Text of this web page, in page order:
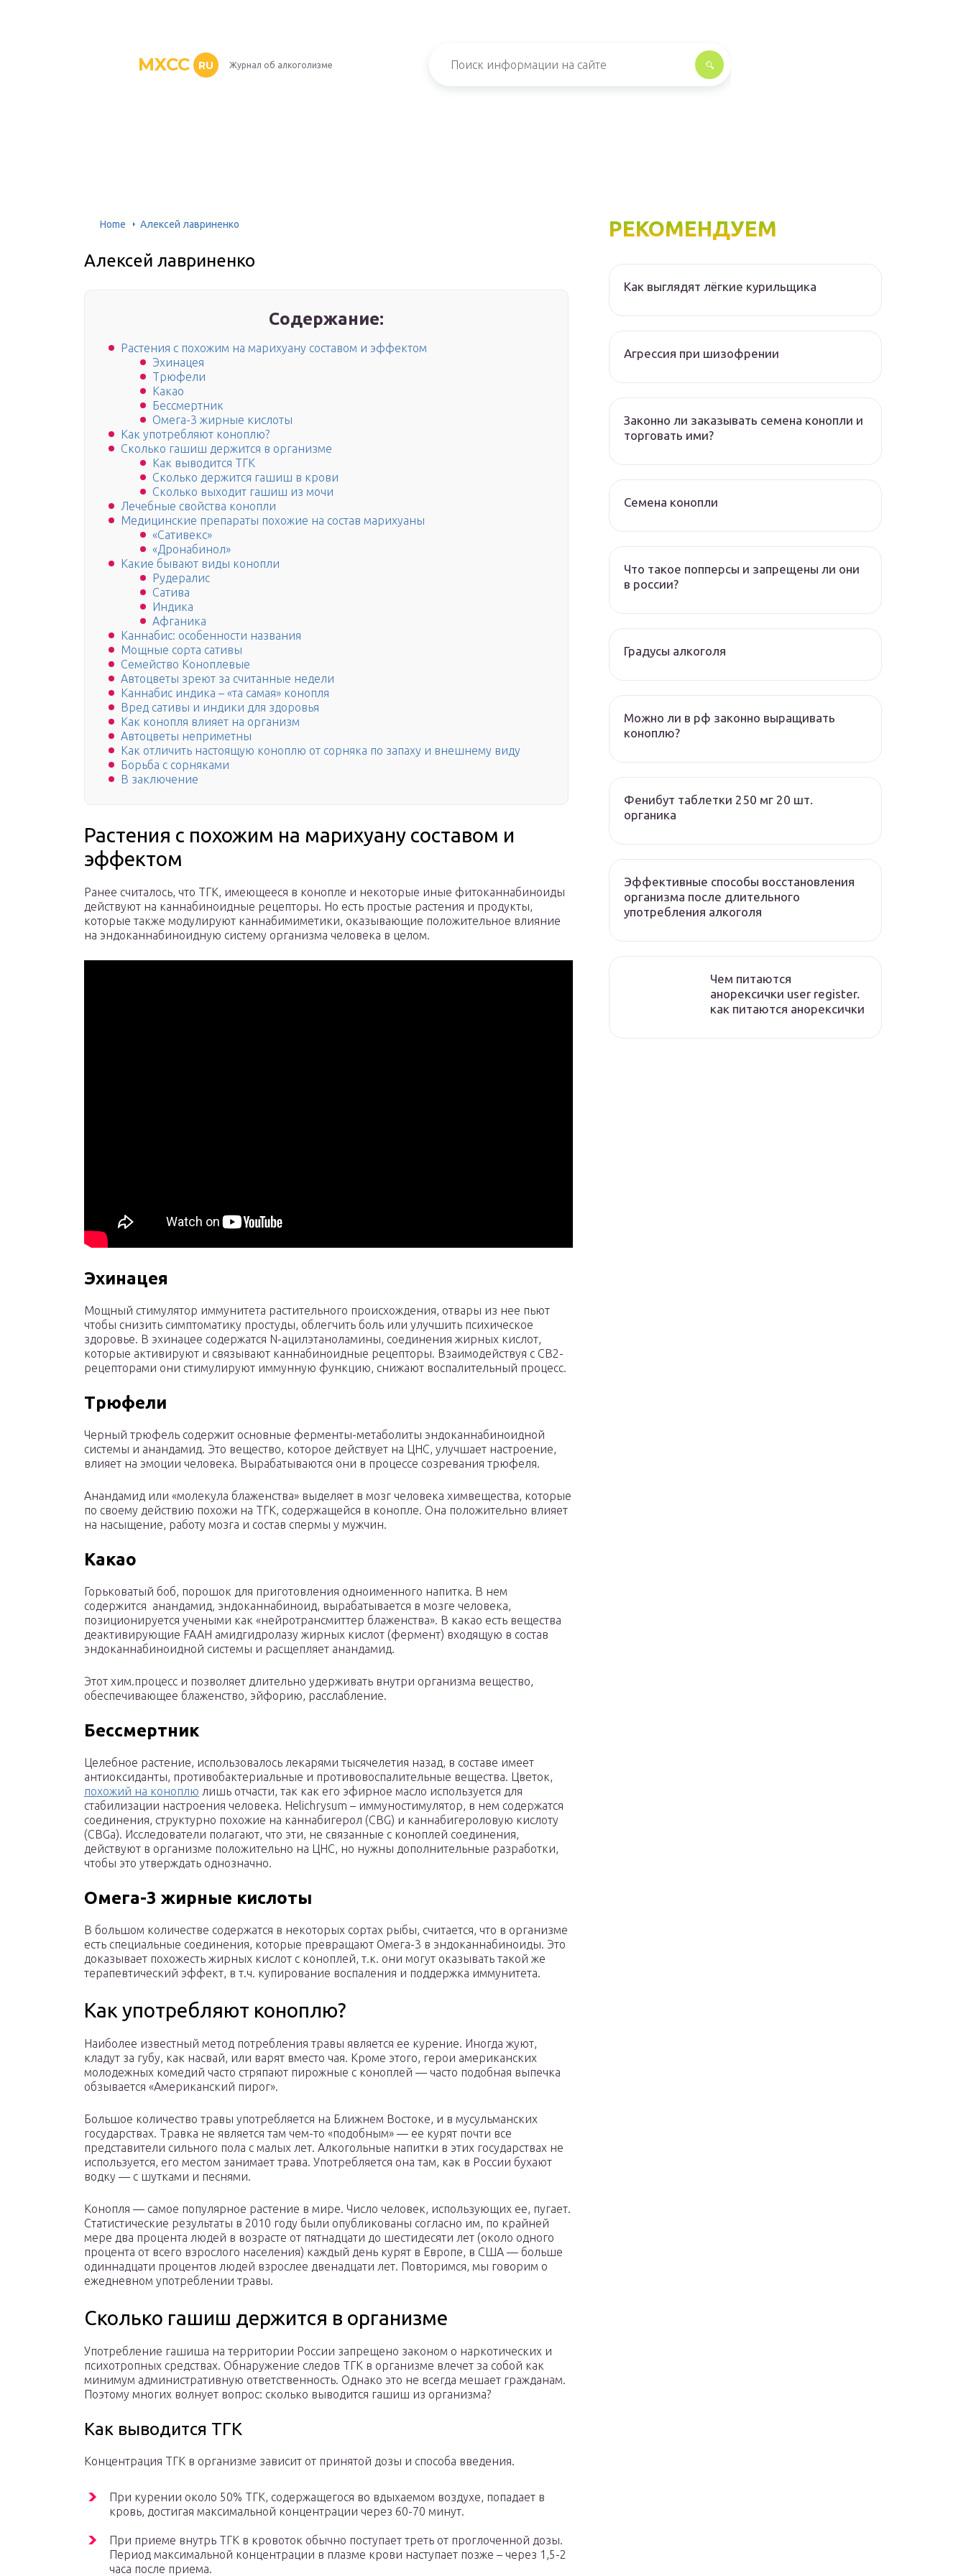
MXCC RU Журнал об алкоголизме
Home Алексей лавриненко
Алексей лавриненко
Содержание:
Растения с похожим на марихуану составом и эффектом
Эхинацея
Трюфели
Какао
Бессмертник
Омега-3 жирные кислоты
Как употребляют коноплю?
Сколько гашиш держится в организме
Как выводится ТГК
Сколько держится гашиш в крови
Сколько выходит гашиш из мочи
Лечебные свойства конопли
Медицинские препараты похожие на состав марихуаны
«Сативекс»
«Дронабинол»
Какие бывают виды конопли
Рудералис
Сатива
Индика
Афганика
Каннабис: особенности названия
Мощные сорта сативы
Семейство Коноплевые
Автоцветы зреют за считанные недели
Каннабис индика – «та самая» конопля
Вред сативы и индики для здоровья
Как конопля влияет на организм
Автоцветы неприметны
Как отличить настоящую коноплю от сорняка по запаху и внешнему виду
Борьба с сорняками
В заключение
Растения с похожим на марихуану составом и
эффектом
Ранее считалось, что ТГК, имеющееся в конопле и некоторые иные фитоканнабиноиды
действуют на каннабиноидные рецепторы. Но есть простые растения и продукты,
которые также модулируют каннабимиметики, оказывающие положительное влияние
на эндоканнабиноидную систему организма человека в целом.
Эхинацея
Мощный стимулятор иммунитета растительного происхождения, отвары из нее пьют
чтобы снизить симптоматику простуды, облегчить боль или улучшить психическое
здоровье. В эхинацее содержатся N-ацилэтаноламины, соединения жирных кислот,
которые активируют и связывают каннабиноидные рецепторы. Взаимодействуя с СВ2-
рецепторами они стимулируют иммунную функцию, снижают воспалительный процесс.
Трюфели
Черный трюфель содержит основные ферменты-метаболиты эндоканнабиноидной
системы и анандамид. Это вещество, которое действует на ЦНС, улучшает настроение,
влияет на эмоции человека. Вырабатываются они в процессе созревания трюфеля.
Анандамид или «молекула блаженства» выделяет в мозг человека химвещества, которые
по своему действию похожи на ТГК, содержащейся в конопле. Она положительно влияет
на насыщение, работу мозга и состав спермы у мужчин.
Какао
Горьковатый боб, порошок для приготовления одноименного напитка. В нем
содержится анандамид, эндоканнабиноид, вырабатывается в мозге человека,
позиционируется учеными как «нейротрансмиттер блаженства». В какао есть вещества
деактивирующие FAAH амидгидролазу жирных кислот (фермент) входящую в состав
эндоканнабиноидной системы и расщепляет анандамид.
Этот хим.процесс и позволяет длительно удерживать внутри организма вещество,
обеспечивающее блаженство, эйфорию, расслабление.
Бессмертник
Целебное растение, использовалось лекарями тысячелетия назад, в составе имеет
антиоксиданты, противобактериальные и противовоспалительные вещества. Цветок,
похожий на коноплю лишь отчасти, так как его эфирное масло используется для
стабилизации настроения человека. Helichrysum – иммуностимулятор, в нем содержатся
соединения, структурно похожие на каннабигерол (CBG) и каннабигероловую кислоту
(CBGa). Исследователи полагают, что эти, не связанные с коноплей соединения,
действуют в организме положительно на ЦНС, но нужны дополнительные разработки,
чтобы это утверждать однозначно.
Омега-3 жирные кислоты
В большом количестве содержатся в некоторых сортах рыбы, считается, что в организме
есть специальные соединения, которые превращают Омега-3 в эндоканнабиноиды. Это
доказывает похожесть жирных кислот с коноплей, т.к. они могут оказывать такой же
терапевтический эффект, в т.ч. купирование воспаления и поддержка иммунитета.
Как употребляют коноплю?
Наиболее известный метод потребления травы является ее курение. Иногда жуют,
кладут за губу, как насвай, или варят вместо чая. Кроме этого, герои американских
молодежных комедий часто стряпают пирожные с коноплей — часто подобная выпечка
обзывается «Американский пирог».
Большое количество травы употребляется на Ближнем Востоке, и в мусульманских
государствах. Травка не является там чем-то «подобным» — ее курят почти все
представители сильного пола с малых лет. Алкогольные напитки в этих государствах не
используется, его местом занимает трава. Употребляется она там, как в России бухают
водку — с шутками и песнями.
Конопля — самое популярное растение в мире. Число человек, использующих ее, пугает.
Статистические результаты в 2010 году были опубликованы согласно им, по крайней
мере два процента людей в возрасте от пятнадцати до шестидесяти лет (около одного
процента от всего взрослого населения) каждый день курят в Европе, в США — больше
одиннадцати процентов людей взрослее двенадцати лет. Повторимся, мы говорим о
ежедневном употреблении травы.
Сколько гашиш держится в организме
Употребление гашиша на территории России запрещено законом о наркотических и
психотропных средствах. Обнаружение следов ТГК в организме влечет за собой как
минимум административную ответственность. Однако это не всегда мешает гражданам.
Поэтому многих волнует вопрос: сколько выводится гашиш из организма?
Как выводится ТГК
Концентрация ТГК в организме зависит от принятой дозы и способа введения.
При курении около 50% ТГК, содержащегося во вдыхаемом воздухе, попадает в
кровь, достигая максимальной концентрации через 60-70 минут.
При приеме внутрь ТГК в кровоток обычно поступает треть от проглоченной дозы.
Период максимальной концентрации в плазме крови наступает позже – через 1,5-2
часа после приема.
РЕКОМЕНДУЕМ
Как выглядят лёгкие курильщика
Агрессия при шизофрении
Законно ли заказывать семена конопли и
торговать ими?
Семена конопли
Что такое попперсы и запрещены ли они
в россии?
Градусы алкоголя
Можно ли в рф законно выращивать
коноплю?
Фенибут таблетки 250 мг 20 шт.
органика
Эффективные способы восстановления
организма после длительного
употребления алкоголя
Чем питаются
анорексички user register.
как питаются анорексички